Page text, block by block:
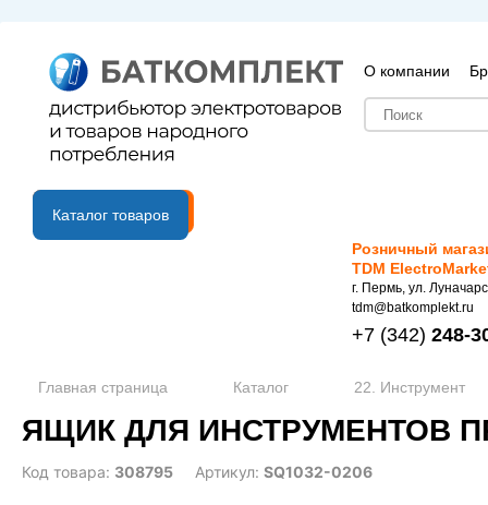
О компании
B2B портал
Каталог товаров
Розничный
TDM
г. Пермь, ул.
tdm@batkomplekt.ru
+7 (342) 248-
Главная страница Каталог 22. Инструмент
ЯЩИК ДЛЯ ИНСТРУМЕНТОВ
Код товара: 308795 Артикул: SQ1032-0206